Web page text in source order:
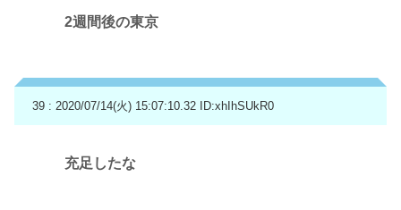
2週間後の東京
39 : 2020/07/14(火) 15:07:10.32 ID:xhIhSUkR0
充足したな